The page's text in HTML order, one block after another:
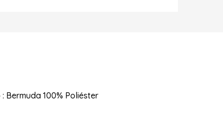
Bermuda 100% Poliéster